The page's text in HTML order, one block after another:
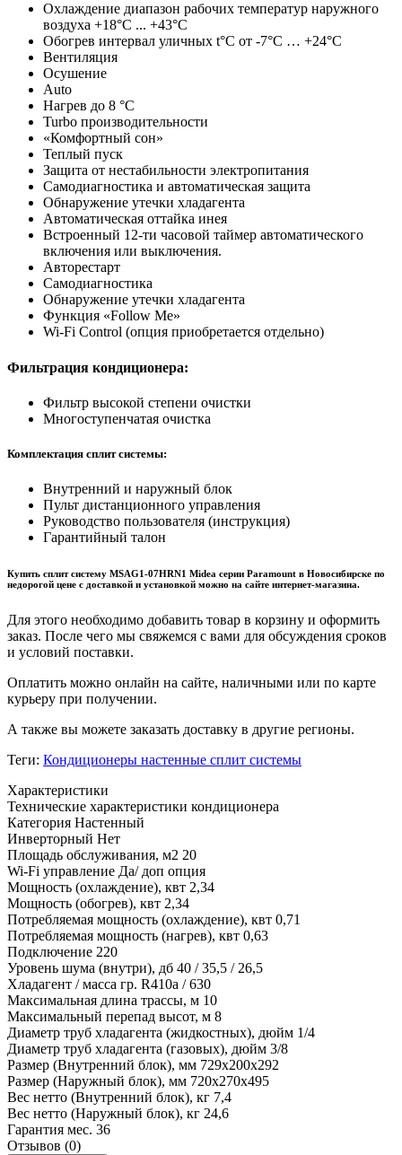
Охлаждение диапазон рабочих температур наружного
воздуха +18°C ... +43°C
Обогрев интервал уличных t°C от -7°C … +24°C
Вентиляция
Осушение
Auto
Нагрев до 8 °С
Turbo производительности
«Комфортный сон»
Теплый пуск
Защита от нестабильности электропитания
Самодиагностика и автоматическая защита
Обнаружение утечки хладагента
Автоматическая оттайка инея
Встроенный 12-ти часовой таймер автоматического
включения или выключения.
Авторестарт
Самодиагностика
Обнаружение утечки хладагента
Функция «Follow Me»
Wi-Fi Control (опция приобретается отдельно)
Фильтрация кондиционера:
Фильтр высокой степени очистки
Многоступенчатая очистка
Комплектация сплит системы:
Внутренний и наружный блок
Пульт дистанционного управления
Руководство пользователя (инструкция)
Гарантийный талон
Купить сплит систему MSAG1-07HRN1 Midea серии Paramount в Новосибирске по
недорогой цене с доставкой и установкой можно на сайте интернет-магазина.
Для этого необходимо добавить товар в корзину и оформить
заказ. После чего мы свяжемся с вами для обсуждения сроков
и условий поставки.
Оплатить можно онлайн на сайте, наличными или по карте
курьеру при получении.
А также вы можете заказать доставку в другие регионы.
Теги: Кондиционеры настенные сплит системы
Характеристики
Технические характеристики кондиционера
Категория Настенный
Инверторный Нет
Площадь обслуживания, м2 20
Wi-Fi управление Да/ доп опция
Мощность (охлаждение), квт 2,34
Мощность (обогрев), квт 2,34
Потребляемая мощность (охлаждение), квт 0,71
Потребляемая мощность (нагрев), квт 0,63
Подключение 220
Уровень шума (внутри), дб 40 / 35,5 / 26,5
Хладагент / масса гр. R410a / 630
Максимальная длина трассы, м 10
Максимальный перепад высот, м 8
Диаметр труб хладагента (жидкостных), дюйм 1/4
Диаметр труб хладагента (газовых), дюйм 3/8
Размер (Внутренний блок), мм 729x200x292
Размер (Наружный блок), мм 720x270x495
Вес нетто (Внутренний блок), кг 7,4
Вес нетто (Наружный блок), кг 24,6
Гарантия мес. 36
Отзывов (0)